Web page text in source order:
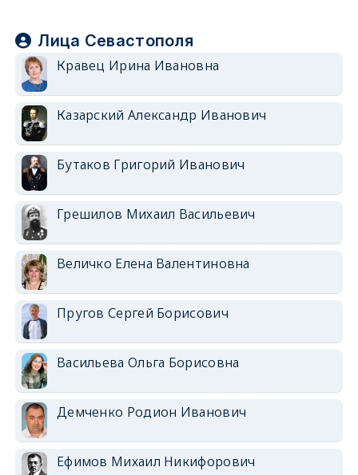
Лица Севастополя
Кравец Ирина Ивановна
Казарский Александр Иванович
Бутаков Григорий Иванович
Грешилов Михаил Васильевич
Величко Елена Валентиновна
Пругов Сергей Борисович
Васильева Ольга Борисовна
Демченко Родион Иванович
Ефимов Михаил Никифорович